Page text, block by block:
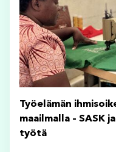
Työelämän
maailmalla – SASK
työtä